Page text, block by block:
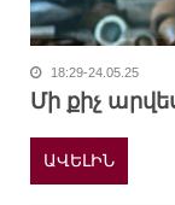
18:29-24.05.25
Մի քիչ
ԱՎԵԼԻՆ